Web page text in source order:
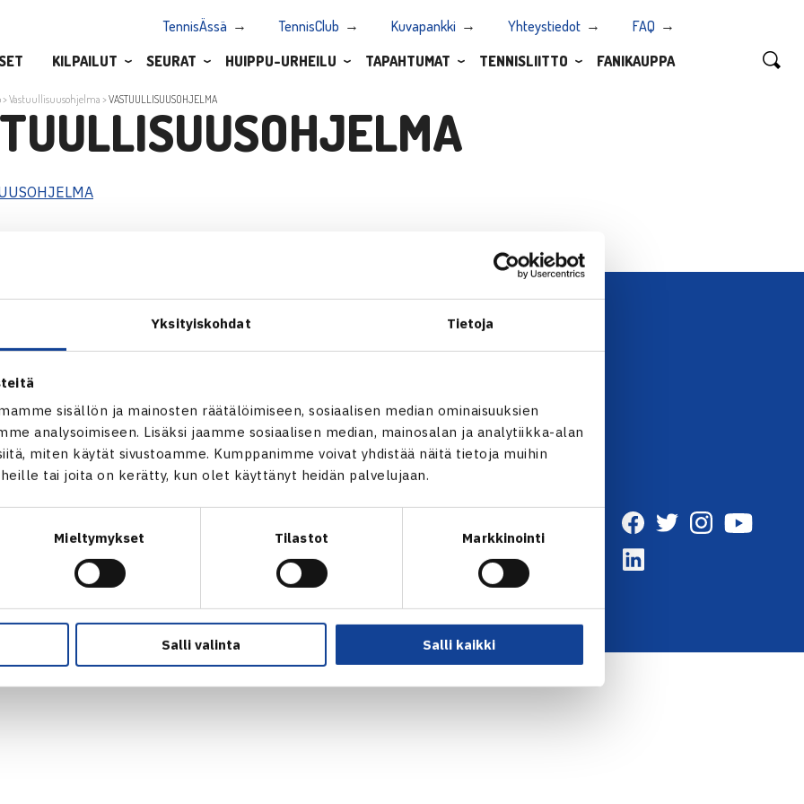
Yksityiskohdat Tietoja
sisällön ja mainosten räätälöimiseen, sosiaalisen median ominaisuuksien
analysoimiseen. Lisäksi jaamme sosiaalisen median, mainosalan ja analytiikka-alan
miten käytät sivustoamme. Kumppanimme voivat yhdistää näitä tietoja muihin
tai joita on kerätty, kun olet käyttänyt heidän palvelujaan.
Mieltymykset Tilastot Markkinointi
Salli valinta Salli kaikki
TennisÄssä TennisClub Kuvapankki Yhteystiedot
FAQ
KILPAILUT SEURAT HUIPPU-URHEILU TAPAHTUMAT TENNISLIITTO FANIKAUPPA
>Vastuullisuusohjelma >VASTUULLISUUSOHJELMA
tie 1,
ALOITA HARRASTUS →
VASTUULLISUUSOHJELMA →
KUVAPANKKI →
FAQ – USEIN KYSYTYT KYSYMYKSET
→
EVÄSTEET →
TILAA UUTISKIRJE →